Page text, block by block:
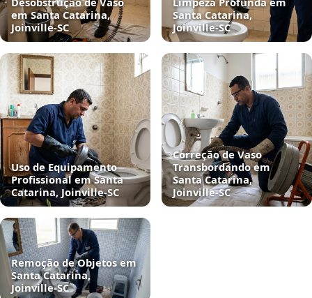
em Santa Catarina,
Joinville‑SC
Santa Catarina,
Joinville‑SC
Uso de Equipamento
Profissional em Santa
Catarina, Joinville‑SC
Correção de Vaso
Transbordando em
Santa Catarina,
Joinville‑SC
Remoção de Objetos em
Santa Catarina,
Joinville‑SC